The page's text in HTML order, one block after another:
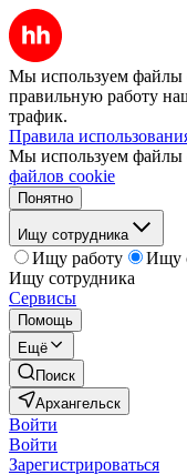
Мы используем файлы
правильную работу
трафик.
Правила
Мы используем файлы
файлов cookie
Понятно
Ищу сотрудника
Ищу работу
Ищу
Ищу сотрудника
Сервисы
Помощь
Ещё
Поиск
Архангельск
Войти
Войти
Зарегистрироваться